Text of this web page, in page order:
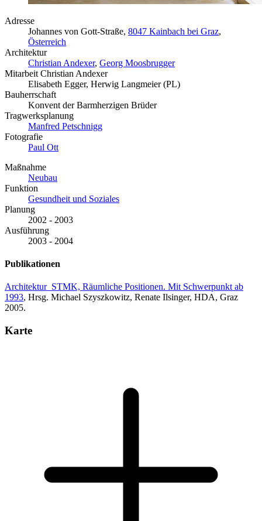
Adresse
Johannes von Gott-Straße, 8047 Kainbach bei Graz,
Österreich
Architektur
Christian Andexer, Georg Moosbrugger
Mitarbeit Christian Andexer
Elisabeth Egger, Herwig Langmeier (PL)
Bauherrschaft
Konvent der Barmherzigen Brüder
Tragwerksplanung
Manfred Petschnigg
Fotografie
Paul Ott
Maßnahme
Neubau
Funktion
Gesundheit und Soziales
Planung
2002 - 2003
Ausführung
2003 - 2004
Publikationen
Architektur_STMK, Räumliche Positionen. Mit Schwerpunkt ab
1993, Hrsg. Michael Szyszkowitz, Renate Ilsinger, HDA, Graz
2005.
Karte